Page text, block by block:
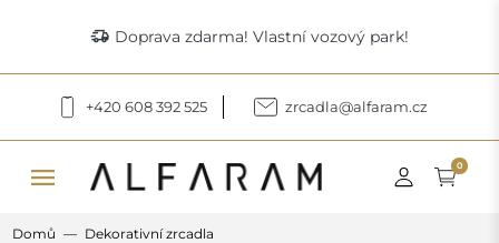
delivery_truck_speed Doprava zdarma! Vlastní vozový park!
+420 608 392 525 zrcadla@alfaram.cz
menu 0
Domů Dekorativní zrcadla